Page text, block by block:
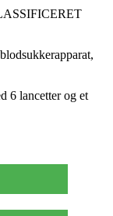
6 lancetter og et